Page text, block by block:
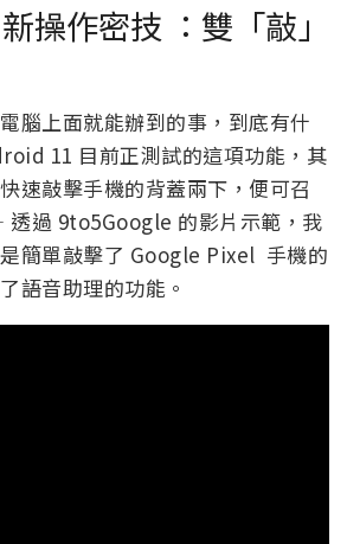
操作密技 ：雙「敲」
腦上面就能辦到的事，到底有什
11 目前正測試的這項功能，其
速敲擊手機的背蓋兩下，便可召
過 9to5Google 的影片示範，我
簡單敲擊了 Google Pixel 手機的
語音助理的功能。